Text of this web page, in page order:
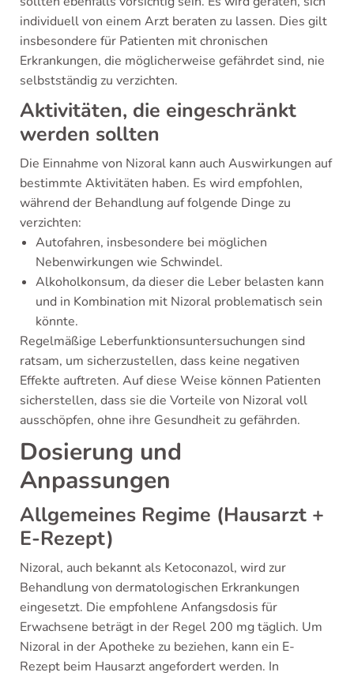
individuell von einem Arzt beraten zu lassen. Dies gilt
insbesondere für Patienten mit chronischen
Erkrankungen, die möglicherweise gefährdet sind, nie
selbstständig zu verzichten.
Aktivitäten, die eingeschränkt
werden sollten
Die Einnahme von Nizoral kann auch Auswirkungen auf
bestimmte Aktivitäten haben. Es wird empfohlen,
während der Behandlung auf folgende Dinge zu
verzichten:
Autofahren, insbesondere bei möglichen
Nebenwirkungen wie Schwindel.
Alkoholkonsum, da dieser die Leber belasten kann
und in Kombination mit Nizoral problematisch sein
könnte.
Regelmäßige Leberfunktionsuntersuchungen sind
ratsam, um sicherzustellen, dass keine negativen
Effekte auftreten. Auf diese Weise können Patienten
sicherstellen, dass sie die Vorteile von Nizoral voll
ausschöpfen, ohne ihre Gesundheit zu gefährden.
Dosierung und
Anpassungen
Allgemeines Regime (Hausarzt +
E-Rezept)
Nizoral, auch bekannt als Ketoconazol, wird zur
Behandlung von dermatologischen Erkrankungen
eingesetzt. Die empfohlene Anfangsdosis für
Erwachsene beträgt in der Regel 200 mg täglich. Um
Nizoral in der Apotheke zu beziehen, kann ein E-
Rezept beim Hausarzt angefordert werden. In